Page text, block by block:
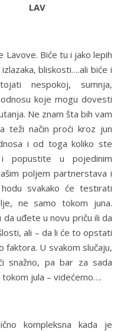
LAV
Lavove. Biće tu i jako lepih
bliskosti….ali biće i
nespokoj, sumnja,
koje mogu dovesti
Ne znam šta bih vam
teži način proći kroz jun
i od toga koliko ste
popustite u pojedinim
poljem partnerstava i
svakako će testirati
ne samo tokom juna.
uđete u novu priču ili da
ali – da li će to opstati
faktora. U svakom slučaju,
snažno, pa bar za sada
jula – videćemo….
kompleksna kada je